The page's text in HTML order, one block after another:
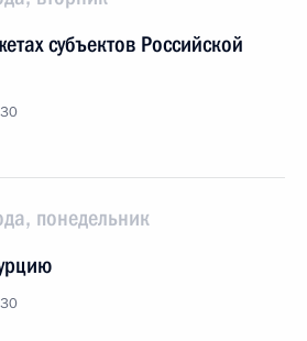
субъектов Российской
понедельник